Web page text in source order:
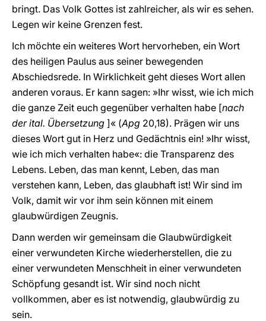
bringt. Das Volk Gottes ist zahlreicher, als wir es sehen.
Legen wir keine Grenzen fest.
Ich möchte ein weiteres Wort hervorheben, ein Wort
des heiligen Paulus aus seiner bewegenden
Abschiedsrede. In Wirklichkeit geht dieses Wort allen
anderen voraus. Er kann sagen: »Ihr wisst, wie ich mich
die ganze Zeit euch gegenüber verhalten habe [nach
der ital. Übersetzung ]« (Apg 20,18). Prägen wir uns
dieses Wort gut in Herz und Gedächtnis ein! »Ihr wisst,
wie ich mich verhalten habe«: die Transparenz des
Lebens. Leben, das man kennt, Leben, das man
verstehen kann, Leben, das glaubhaft ist! Wir sind im
Volk, damit wir vor ihm sein können mit einem
glaubwürdigen Zeugnis.
Dann werden wir gemeinsam die Glaubwürdigkeit
einer verwundeten Kirche wiederherstellen, die zu
einer verwundeten Menschheit in einer verwundeten
Schöpfung gesandt ist. Wir sind noch nicht
vollkommen, aber es ist notwendig, glaubwürdig zu
sein.